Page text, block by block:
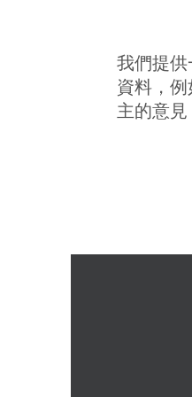
我們提
資料，
主的意